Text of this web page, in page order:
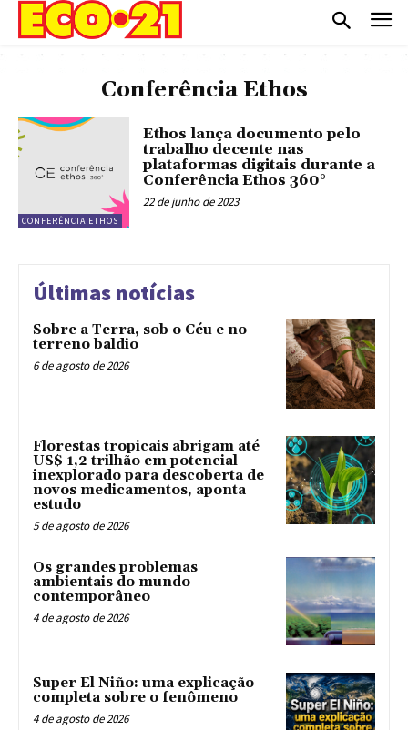
Conferência Ethos
CONFERÊNCIA ETHOS
Ethos lança documento pelo
trabalho decente nas
plataformas digitais durante a
Conferência Ethos 360°
22 de junho de 2023
Últimas notícias
Sobre a Terra, sob o Céu e no
terreno baldio
6 de agosto de 2026
Florestas tropicais abrigam até
US$ 1,2 trilhão em potencial
inexplorado para descoberta de
novos medicamentos, aponta
estudo
5 de agosto de 2026
Os grandes problemas
ambientais do mundo
contemporâneo
4 de agosto de 2026
Super El Niño: uma explicação
completa sobre o fenômeno
4 de agosto de 2026